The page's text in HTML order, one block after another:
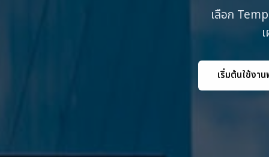
เลือก
เริ่มต้นใช้งา